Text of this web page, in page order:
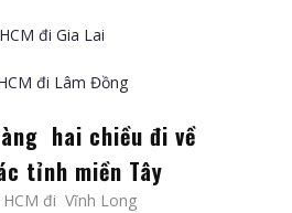
đi Gia Lai
đi Lâm Đồng
hai chiều đi về
tỉnh miền Tây
đi Vĩnh Long